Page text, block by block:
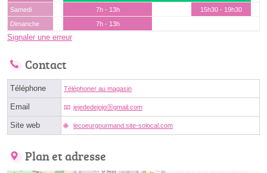
Samedi
7h - 13h
15h30 - 19h30
Dimanche
7h - 13h
Signaler une erreur
Contact
Téléphone Téléphoner au magasin
Email jejededejojoⓐgmail.com
Site web lecoeurgourmand.site-solocal.com
Plan et adresse